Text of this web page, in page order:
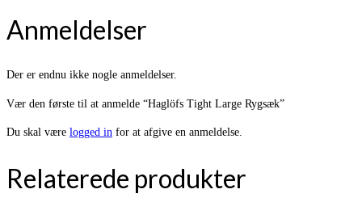
Anmeldelser
Der er endnu ikke nogle anmeldelser.
Vær den første til at anmelde “Haglöfs Tight Large Rygsæk”
Du skal være logged in for at afgive en anmeldelse.
Relaterede produkter